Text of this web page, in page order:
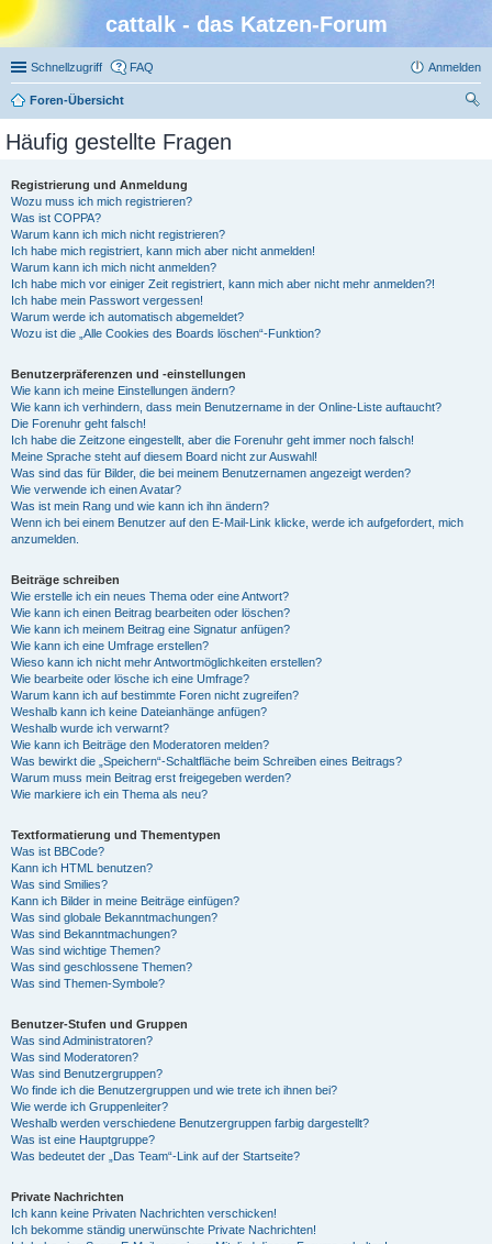
cattalk - das Katzen-Forum
Schnellzugriff FAQ Anmelden
Foren-Übersicht
Häufig gestellte Fragen
Registrierung und Anmeldung
Wozu muss ich mich registrieren?
Was ist COPPA?
Warum kann ich mich nicht registrieren?
Ich habe mich registriert, kann mich aber nicht anmelden!
Warum kann ich mich nicht anmelden?
Ich habe mich vor einiger Zeit registriert, kann mich aber nicht mehr anmelden?!
Ich habe mein Passwort vergessen!
Warum werde ich automatisch abgemeldet?
Wozu ist die „Alle Cookies des Boards löschen“-Funktion?
Benutzerpräferenzen und -einstellungen
Wie kann ich meine Einstellungen ändern?
Wie kann ich verhindern, dass mein Benutzername in der Online-Liste auftaucht?
Die Forenuhr geht falsch!
Ich habe die Zeitzone eingestellt, aber die Forenuhr geht immer noch falsch!
Meine Sprache steht auf diesem Board nicht zur Auswahl!
Was sind das für Bilder, die bei meinem Benutzernamen angezeigt werden?
Wie verwende ich einen Avatar?
Was ist mein Rang und wie kann ich ihn ändern?
Wenn ich bei einem Benutzer auf den E-Mail-Link klicke, werde ich aufgefordert, mich
anzumelden.
Beiträge schreiben
Wie erstelle ich ein neues Thema oder eine Antwort?
Wie kann ich einen Beitrag bearbeiten oder löschen?
Wie kann ich meinem Beitrag eine Signatur anfügen?
Wie kann ich eine Umfrage erstellen?
Wieso kann ich nicht mehr Antwortmöglichkeiten erstellen?
Wie bearbeite oder lösche ich eine Umfrage?
Warum kann ich auf bestimmte Foren nicht zugreifen?
Weshalb kann ich keine Dateianhänge anfügen?
Weshalb wurde ich verwarnt?
Wie kann ich Beiträge den Moderatoren melden?
Was bewirkt die „Speichern“-Schaltfläche beim Schreiben eines Beitrags?
Warum muss mein Beitrag erst freigegeben werden?
Wie markiere ich ein Thema als neu?
Textformatierung und Thementypen
Was ist BBCode?
Kann ich HTML benutzen?
Was sind Smilies?
Kann ich Bilder in meine Beiträge einfügen?
Was sind globale Bekanntmachungen?
Was sind Bekanntmachungen?
Was sind wichtige Themen?
Was sind geschlossene Themen?
Was sind Themen-Symbole?
Benutzer-Stufen und Gruppen
Was sind Administratoren?
Was sind Moderatoren?
Was sind Benutzergruppen?
Wo finde ich die Benutzergruppen und wie trete ich ihnen bei?
Wie werde ich Gruppenleiter?
Weshalb werden verschiedene Benutzergruppen farbig dargestellt?
Was ist eine Hauptgruppe?
Was bedeutet der „Das Team“-Link auf der Startseite?
Private Nachrichten
Ich kann keine Privaten Nachrichten verschicken!
Ich bekomme ständig unerwünschte Private Nachrichten!